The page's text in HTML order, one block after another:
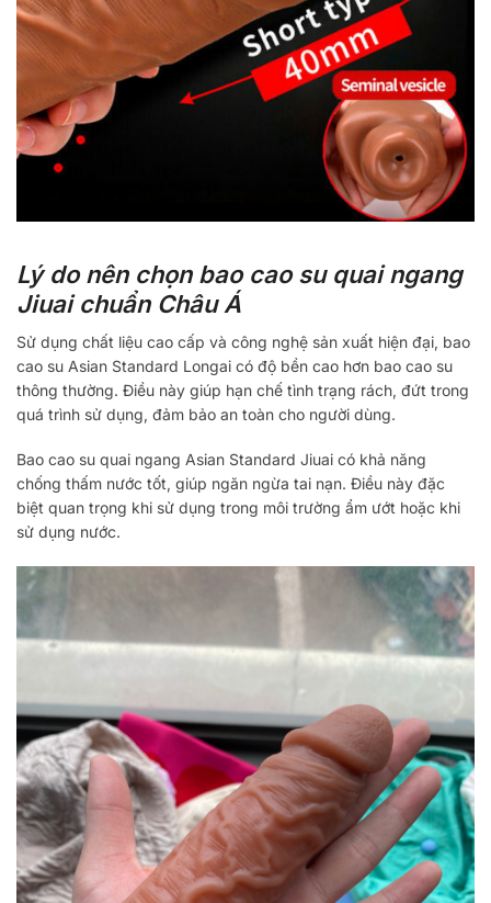
Lý do nên chọn bao cao su quai ngang
Jiuai chuẩn Châu Á
Sử dụng chất liệu cao cấp và công nghệ sản xuất hiện đại, bao
cao su Asian Standard Longai có độ bền cao hơn bao cao su
thông thường. Điều này giúp hạn chế tình trạng rách, đứt trong
quá trình sử dụng, đảm bảo an toàn cho người dùng.
Bao cao su quai ngang Asian Standard Jiuai có khả năng
chống thấm nước tốt, giúp ngăn ngừa tai nạn. Điều này đặc
biệt quan trọng khi sử dụng trong môi trường ẩm ướt hoặc khi
sử dụng nước.